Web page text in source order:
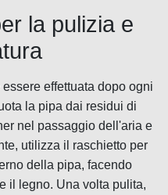
la pulizia e
effettuata dopo ogni
la pipa dai residui di
nel passaggio dell'aria e
utilizza il raschietto per
della pipa, facendo
il legno. Una volta pulita,